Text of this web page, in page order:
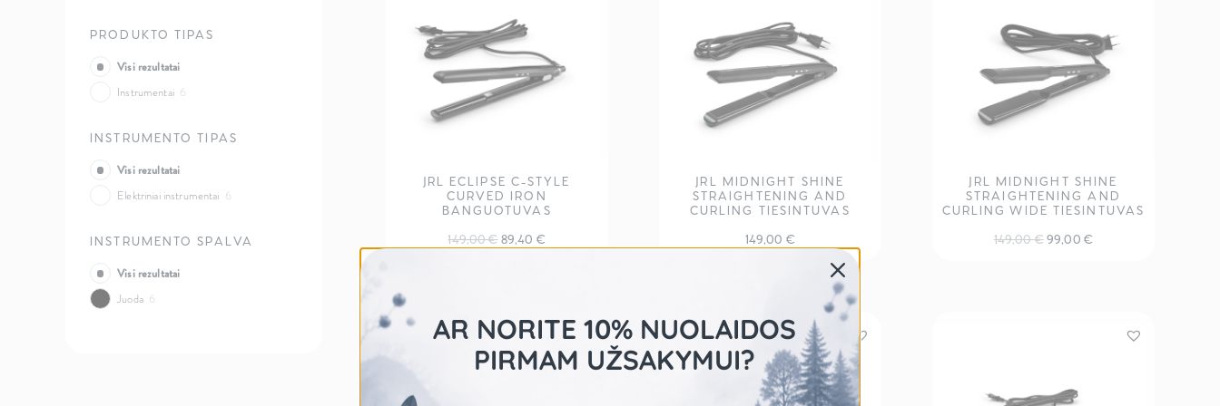
PRODUKTO TIPAS
Visi rezultatai
Instrumentai 6
INSTRUMENTO TIPAS
Visi rezultatai
Elektriniai instrumentai 6
INSTRUMENTO SPALVA
Visi rezultatai
Juoda 6
JRL ECLIPSE C-STYLE
CURVED IRON
BANGUOTUVAS
149,00€ Original
149,00 €.
89,40 €Current
89,40 €.
JRL MIDNIGHT SHINE
STRAIGHTENING AND
CURLING TIESINTUVAS
149,00 €
JRL MIDNIGHT SHINE
STRAIGHTENING AND
CURLING WIDE TIESINTUVAS
149,00€Original
99,00 €
99,00 €.
-
AR NORITE 10% NUOLAIDOS
PIRMAM UŽSAKYMUI?